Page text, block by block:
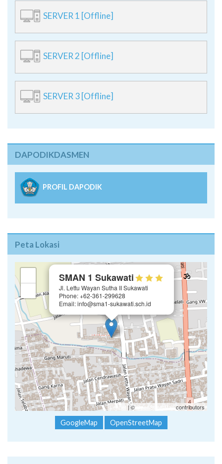
SERVER 1 [Offline]
SERVER 2 [Offline]
SERVER 3 [Offline]
DAPODIKDASMEN
PROFIL DAPODIK
Peta Lokasi
SMAN 1 Sukawati
Jl. Lettu Wayan Sutha II Sukawati
Phone: +62-361-299628
Email: info@sma1-sukawati.sch.id
Leaflet | ©OpenStreetMap contributors
GoogleMap OpenStreetMap